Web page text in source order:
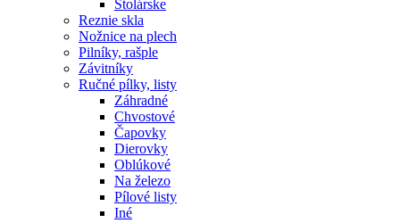
Stolárske
Reznie skla
Nožnice na plech
Pilníky, rašple
Závitníky
Ručné pílky, listy
Záhradné
Chvostové
Čapovky
Dierovky
Oblúkové
Na železo
Pílové listy
Iné